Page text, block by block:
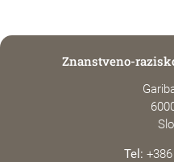
Znanstveno-
Tel: